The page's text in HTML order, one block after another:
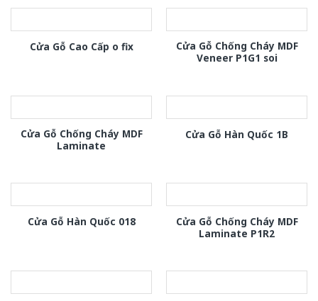
Cửa Gỗ Cao Cấp o fix
Cửa Gỗ Chống Cháy MDF
Veneer P1G1 soi
Cửa Gỗ Chống Cháy MDF
Laminate
Cửa Gỗ Hàn Quốc 1B
Cửa Gỗ Hàn Quốc 018
Cửa Gỗ Chống Cháy MDF
Laminate P1R2